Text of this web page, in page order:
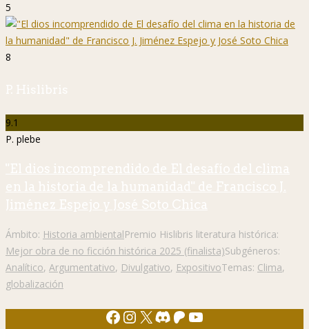
5
8
P. Hislibris
9.1
P. plebe
"El dios incomprendido de El desafío del clima
en la historia de la humanidad" de Francisco J.
Jiménez Espejo y José Soto Chica
Ámbito: Historia ambientalPremio Hislibris literatura histórica:
Mejor obra de no ficción histórica 2025 (finalista)Subgéneros:
Analítico, Argumentativo, Divulgativo, ExpositivoTemas: Clima,
globalización
Facebook
Instagram
X Discord
Patreon
YouTube